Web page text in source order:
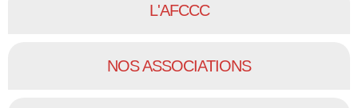
L'AFCCC
NOS ASSOCIATIONS